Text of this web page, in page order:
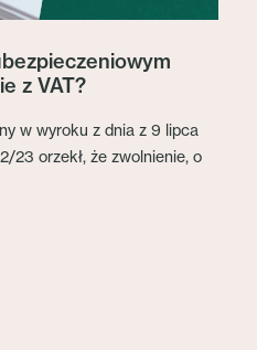
z VAT?
w wyroku z dnia z 9 lipca
23 orzekł, że zwolnienie, o